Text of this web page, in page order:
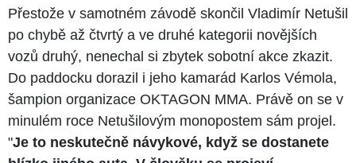
Přestože v samotném závodě skončil Vladimír Netušil
po chybě až čtvrtý a ve druhé kategorii novějších
vozů druhý, nenechal si zbytek sobotní akce zkazit.
Do paddocku dorazil i jeho kamarád Karlos Vémola,
šampion organizace OKTAGON MMA. Právě on se v
minulém roce Netušilovým monopostem sám projel.
"Je to neskutečně návykové, když se dostanete